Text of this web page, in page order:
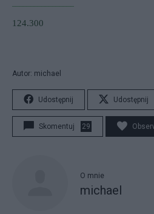
124.300
Autor: michael
Udostępnij Udostępnij
Skomentuj 29
O mnie
michael